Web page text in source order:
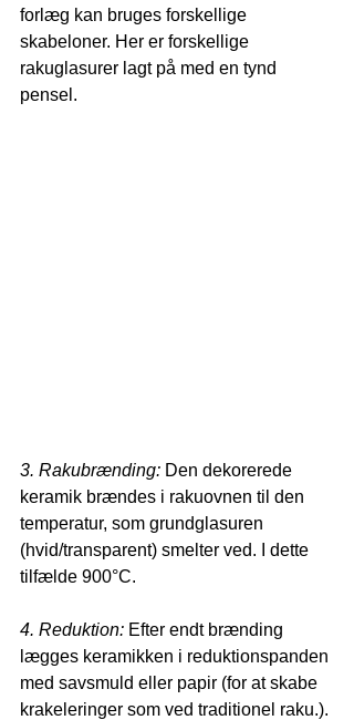
forlæg kan bruges forskellige
skabeloner. Her er forskellige
rakuglasurer lagt på med en tynd
pensel.
3. Rakubrænding: Den dekorerede
keramik brændes i rakuovnen til den
temperatur, som grundglasuren
(hvid/transparent) smelter ved. I dette
tilfælde 900°C.
4. Reduktion: Efter endt brænding
lægges keramikken i reduktionspanden
med savsmuld eller papir (for at skabe
krakeleringer som ved traditionel raku.).